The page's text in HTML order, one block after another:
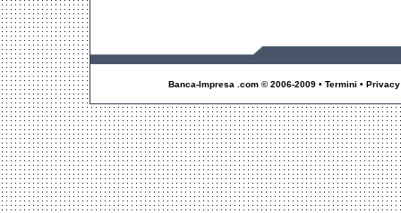
Banca-Impresa .com © 2006-2009 • Termini •